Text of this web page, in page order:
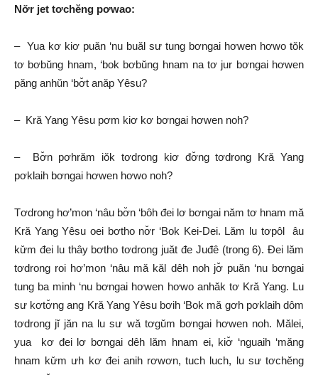
Nơ̆r jet tơchĕng pơwao:
– Yua kơ kiơ puăn ‘nu buăl sư tung bơngai hơwen hơwo tŏk
tơ bơbŭng hnam, ‘bok bơbŭng hnam na tơ jur bơngai hơwen
păng anhŭn ‘bơ̆t anăp Yêsu?
– Kră Yang Yêsu pơm kiơ kơ bơngai hơwen noh?
– Bơ̆n pơhrăm iŏk tơdrong kiơ đơ̆ng tơdrong Kră Yang
pơklaih bơngai hơwen hơwo noh?
Tơdrong hơ’mon ‘nâu bơ̆n ‘bôh đei lơ bơngai năm tơ hnam mă
Kră Yang Yêsu oei bơtho nơ̆r ‘Bok Kei-Dei. Lăm lu tơpôl âu
kư̆m đei lu thây bơtho tơdrong juăt đe Juđê (trong 6). Đei lăm
tơdrong roi hơ’mon ‘nâu mă kăl dêh noh jơ̆ puăn ‘nu bơngai
tung ba minh ‘nu bơngai hơwen hơwo anhăk tơ Kră Yang. Lu
sư kơtơ̆ng ang Kră Yang Yêsu bơih ‘Bok mă gơh pơklaih dôm
tơdrong jĭ jăn na lu sư wă tơgŭm bơngai hơwen noh. Mălei,
yua kơ đei lơ bơngai dêh lăm hnam ei, kiơ̆ ‘nguaih ‘măng
hnam kư̆m ưh kơ đei anih rơwơn, tuch luch, lu sư tơchĕng